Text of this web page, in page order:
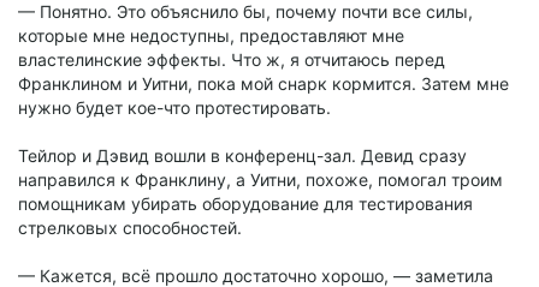
— Понятно. Это объяснило бы, почему почти все силы,
которые мне недоступны, предоставляют мне
властелинские эффекты. Что ж, я отчитаюсь перед
Франклином и Уитни, пока мой снарк кормится. Затем мне
нужно будет кое-что протестировать.
Тейлор и Дэвид вошли в конференц-зал. Девид сразу
направился к Франклину, а Уитни, похоже, помогал троим
помощникам убирать оборудование для тестирования
стрелковых способностей.
— Кажется, всё прошло достаточно хорошо, — заметила